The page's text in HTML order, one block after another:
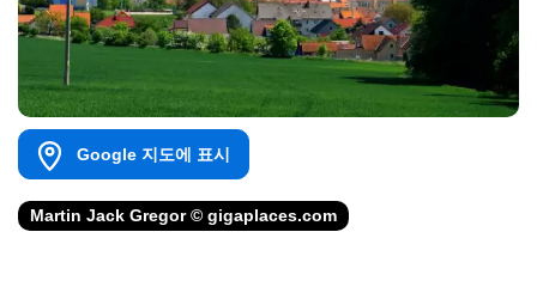
Google 지도에 표시
Martin Jack Gregor © gigaplaces.com